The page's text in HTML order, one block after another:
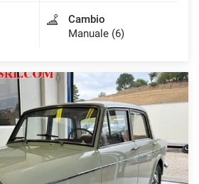
Cambio
Manuale (6)